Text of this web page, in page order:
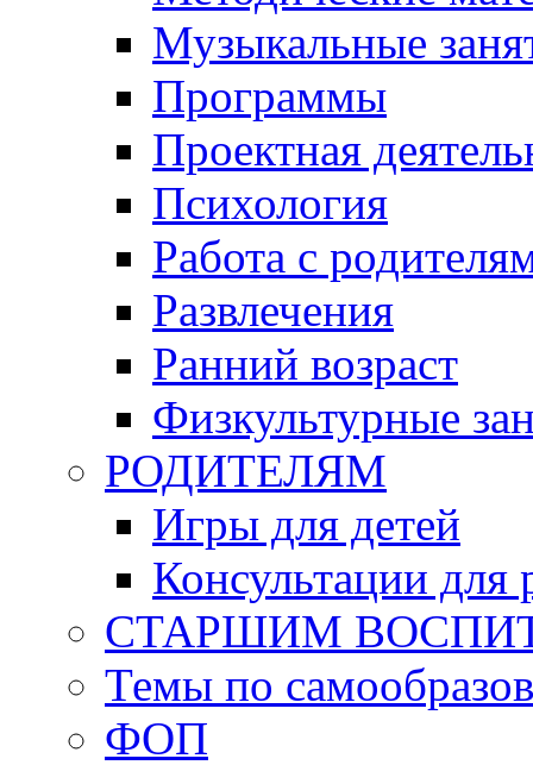
Музыкальные
Программы
Проектная
Психология
Работа с
Развлечения
Ранний возраст
Физкультурные
РОДИТЕЛЯМ
Игры для детей
Консультации для
СТАРШИМ
Темы по
ФОП